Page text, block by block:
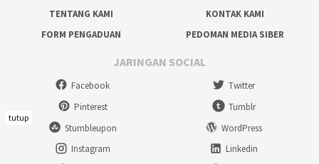
TENTANG KAMI
KONTAK KAMI
FORM PENGADUAN
PEDOMAN MEDIA SIBER
JARINGAN SOCIAL
Facebook
Twitter
Pinterest
Tumblr
Stumbleupon
WordPress
Instagram
Linkedin
tutup